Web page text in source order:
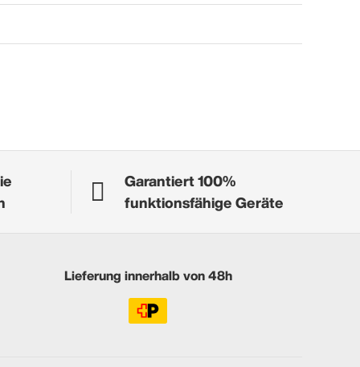
Garantiert 100%
funktionsfähige Geräte
Lieferung innerhalb von 48h